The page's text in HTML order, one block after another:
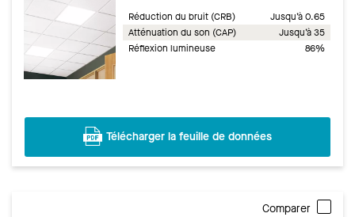
Réduction du bruit (CRB)
Jusqu’à 0.65
Atténuation du son (CAP)
Jusqu’à 35
Réflexion lumineuse
86%
Télécharger la feuille de données
Comparer